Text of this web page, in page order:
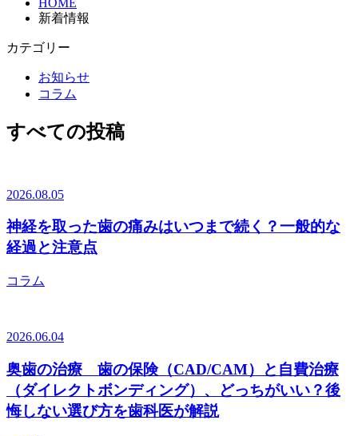
新着情報
カテゴリー
お知らせ
コラム
すべての投稿
2026.08.05
神経を取った歯の痛みはいつまで続く？一般的な
経過と注意点
コラム
2026.06.04
奥歯の治療 歯の保険（CAD/CAM）と自費治療
（ダイレクトボンディング）、どっちがいい？後
悔しない選び方を歯科医が解説